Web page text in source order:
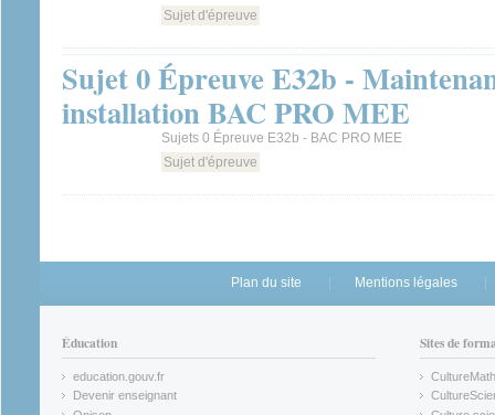
Sujet d'épreuve
Sujet 0 Épreuve E32b -
installation BAC PRO MEE
Sujets 0 Épreuve E32b - BAC PRO MEE
Sujet d'épreuve
Plan du site Mentions légales
Éducation
education.gouv.fr
(link is external)
Devenir enseignant
(link is external)
Sites de
CultureMath
(link is
(link is